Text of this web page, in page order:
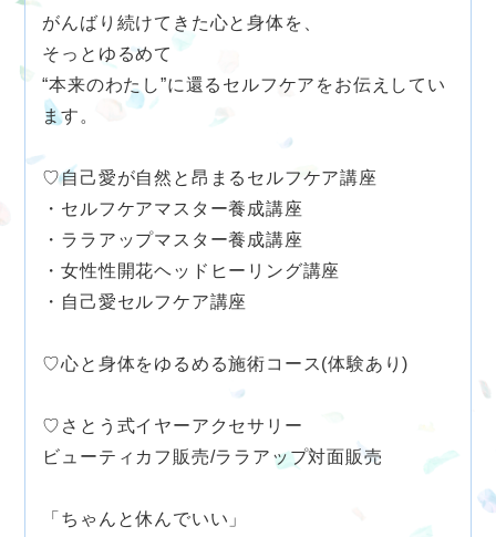
がんばり続けてきた心と身体を、
そっとゆるめて
“本来のわたし”に還るセルフケアをお伝えしてい
ます。
♡自己愛が自然と昂まるセルフケア講座
・セルフケアマスター養成講座
・ララアップマスター養成講座
・女性性開花ヘッドヒーリング講座
・自己愛セルフケア講座
♡心と身体をゆるめる施術コース(体験あり)
♡さとう式イヤーアクセサリー
ビューティカフ販売/ララアップ対面販売
「ちゃんと休んでいい」